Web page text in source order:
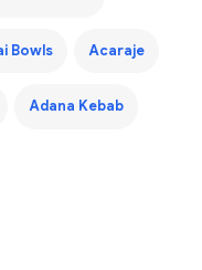
Bowls Acaraje
Adana Kebab